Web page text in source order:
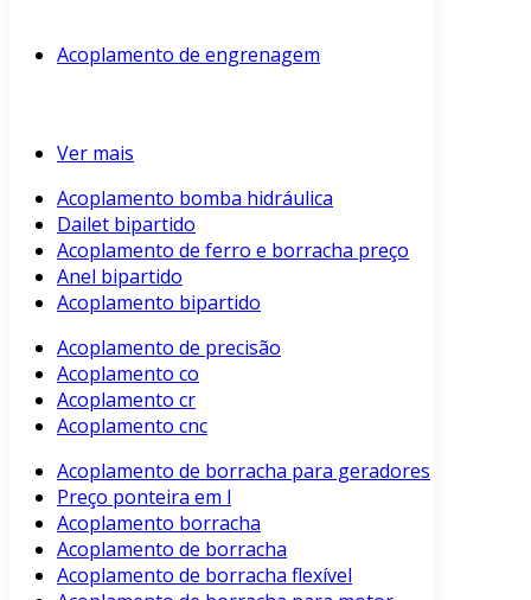
Acoplamento de engrenagem
Ver mais
Acoplamento bomba hidráulica
Dailet bipartido
Acoplamento de ferro e borracha preço
Anel bipartido
Acoplamento bipartido
Acoplamento de precisão
Acoplamento co
Acoplamento cr
Acoplamento cnc
Acoplamento de borracha para geradores
Preço ponteira em l
Acoplamento borracha
Acoplamento de borracha
Acoplamento de borracha flexível